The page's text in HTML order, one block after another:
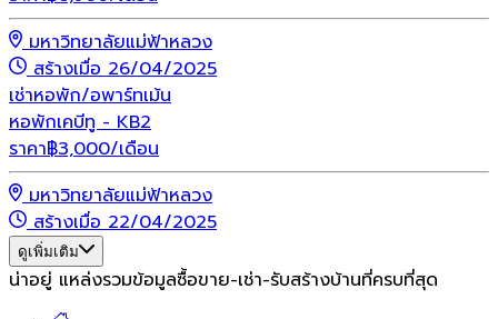
มหาวิทยาลัยแม่ฟ้าหลวง
สร้างเมื่อ 26/04/2025
เช่าหอพัก/อพาร์ทเม้น
หอพักเคบีทู - KB2
ราคา฿3,000/เดือน
มหาวิทยาลัยแม่ฟ้าหลวง
สร้างเมื่อ 22/04/2025
ดูเพิ่มเติม
น่าอยู่ แหล่งรวมข้อมูลซื้อขาย-เช่า-รับสร้างบ้านที่ครบที่สุด